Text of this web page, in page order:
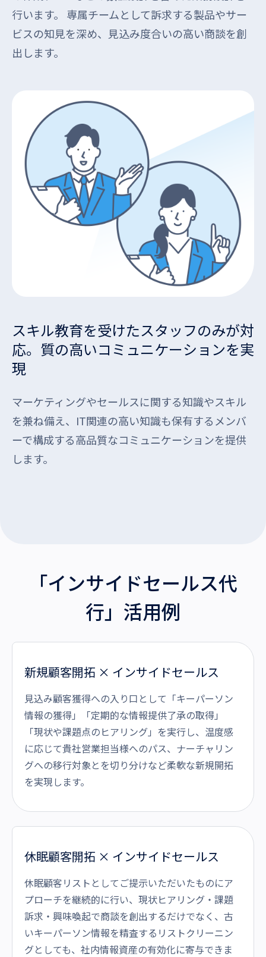
行います。 専属チームとして訴求する製品やサー
ビスの知見を深め、見込み度合いの高い商談を創
出します。
スキル教育を受けたスタッフのみが対
応。質の高いコミュニケーションを実
現
マーケティングやセールスに関する知識やスキル
を兼ね備え、IT関連の高い知識も保有するメンバ
ーで構成する高品質なコミュニケーションを提供
します。
「インサイドセールス代
行」活用例
新規顧客開拓 × インサイドセールス
見込み顧客獲得への入り口として「キーパーソン
情報の獲得」「定期的な情報提供了承の取得」
「現状や課題点のヒアリング」を実行し、温度感
に応じて貴社営業担当様へのパス、ナーチャリン
グへの移行対象とを切り分けなど柔軟な新規開拓
を実現します。
休眠顧客開拓 × インサイドセールス
休眠顧客リストとしてご提示いただいたものにア
プローチを継続的に行い、現状ヒアリング・課題
訴求・興味喚起で商談を創出するだけでなく、古
いキーパーソン情報を精査するリストクリーニン
グとしても、社内情報資産の有効化に寄与できま